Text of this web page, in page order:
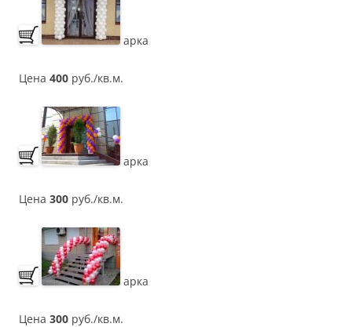
арка
Цена 400 руб./кв.м.
арка
Цена 300 руб./кв.м.
арка
Цена 300 руб./кв.м.